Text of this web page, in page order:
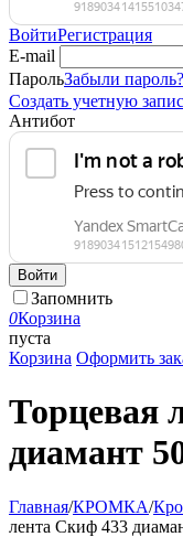
ВойтиРегистрация
E-mail
ПарольЗабыли пароль?
Создать учетную
Антибот
Войти
Запомнить
0Корзина
пуста
Корзина Оформить
Торцевая
диамант
Главная/КРОМКА/
лента Скиф 433